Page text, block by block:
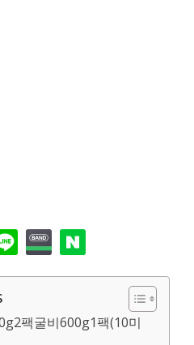
팩굴비600g1팩(10미